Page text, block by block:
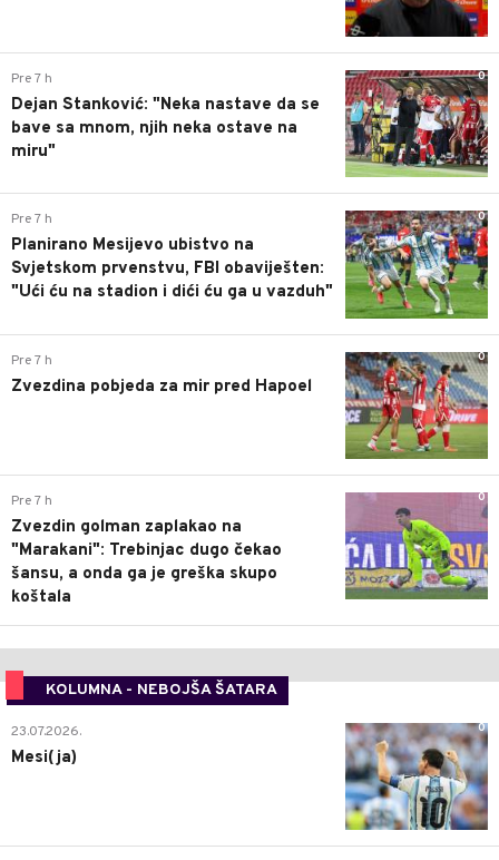
0
Pre 7 h
Dejan Stanković: "Neka nastave da se
bave sa mnom, njih neka ostave na
miru"
0
Pre 7 h
Planirano Mesijevo ubistvo na
Svjetskom prvenstvu, FBI obaviješten:
"Ući ću na stadion i dići ću ga u vazduh"
0
Pre 7 h
Zvezdina pobjeda za mir pred Hapoel
0
Pre 7 h
Zvezdin golman zaplakao na
"Marakani": Trebinjac dugo čekao
šansu, a onda ga je greška skupo
koštala
KOLUMNA - NEBOJŠA ŠATARA
0
23.07.2026.
Mesi(ja)